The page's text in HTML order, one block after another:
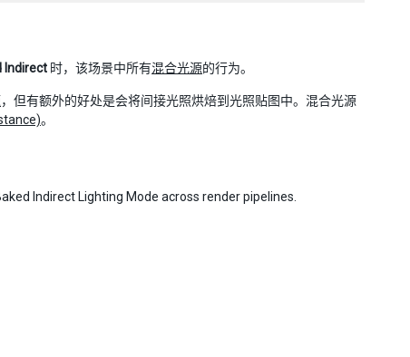
Indirect 时，该场景中所有混合光源的行为。
，但有额外的好处是会将间接光照烘焙到光照贴图中。混合光源
。
Indirect Lighting Mode across render pipelines.